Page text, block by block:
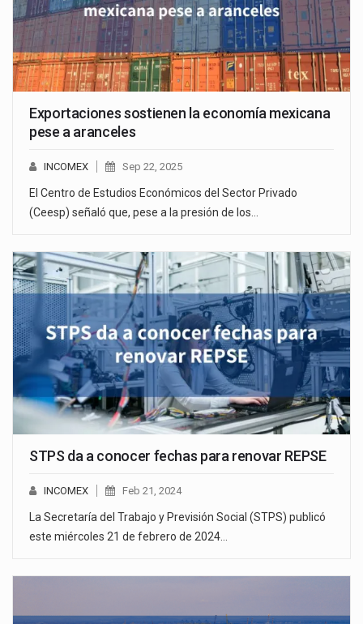
Exportaciones sostienen la economía mexicana
pese a aranceles
INCOMEX Sep 22, 2025
El Centro de Estudios Económicos del Sector Privado
(Ceesp) señaló que, pese a la presión de los…
STPS da a conocer fechas para renovar REPSE
INCOMEX Feb 21, 2024
La Secretaría del Trabajo y Previsión Social (STPS) publicó
este miércoles 21 de febrero de 2024…